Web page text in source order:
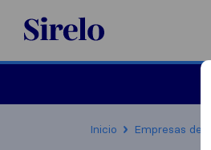
Sirelo.es
Inicio Empresas de